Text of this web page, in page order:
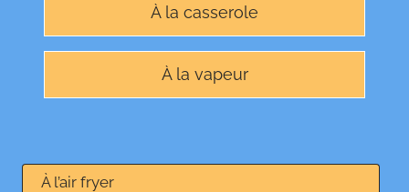
À la casserole
À la vapeur
À l’air fryer